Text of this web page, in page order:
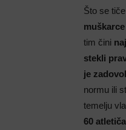
Što se
tim čini
stekli
je
normu ili
temelju
60